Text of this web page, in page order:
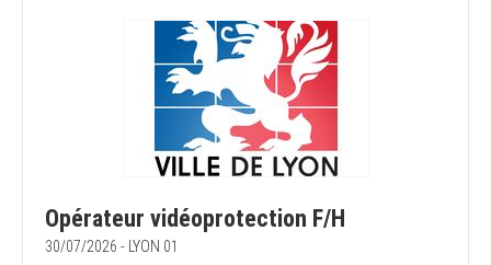
Opérateur vidéoprotection F/H
30/07/2026 - LYON 01